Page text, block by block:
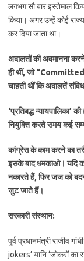
लगभग सौ बार इस्तेमाल
किया। अगर उन्हें कोई
कर दिया जाता था।
अदालतों की अवमानना करने
ही थीं, जो “Committed
चाहती थीं कि अदालतें
‘प्रतिबद्ध
नियुक्ति करते समय कई
कांग्रेस के काम करने का
इसके बाद धमकाओ। यदि
नकारते हैं, फिर जज को
जुट जाते हैं।
सरकारी संस्थान:
पूर्व प्रधानमंत्री राजीव
jokers’ यानि ‘जोकरों